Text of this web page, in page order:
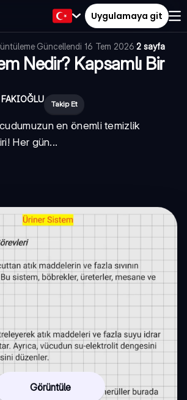
Uygulamaya git
·Güncellendi 16 Tem 2026·2 sayfa
Nedir? Kapsamlı Bir
Takip Et
en önemli temizlik
Her gün...
Görüntüle